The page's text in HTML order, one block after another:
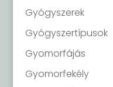
Gyógyszerek
Gyógyszertípusok
Gyomorfájás
Gyomorfekély